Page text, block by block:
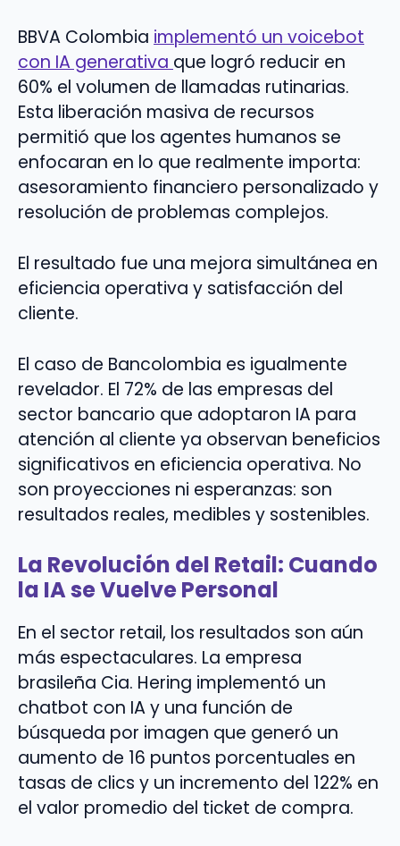
BBVA Colombia implementó un voicebot
con IA generativa que logró reducir en
60% el volumen de llamadas rutinarias.
Esta liberación masiva de recursos
permitió que los agentes humanos se
enfocaran en lo que realmente importa:
asesoramiento financiero personalizado y
resolución de problemas complejos.
El resultado fue una mejora simultánea en
eficiencia operativa y satisfacción del
cliente.
El caso de Bancolombia es igualmente
revelador. El 72% de las empresas del
sector bancario que adoptaron IA para
atención al cliente ya observan beneficios
significativos en eficiencia operativa. No
son proyecciones ni esperanzas: son
resultados reales, medibles y sostenibles.
La Revolución del Retail: Cuando
la IA se Vuelve Personal
En el sector retail, los resultados son aún
más espectaculares. La empresa
brasileña Cia. Hering implementó un
chatbot con IA y una función de
búsqueda por imagen que generó un
aumento de 16 puntos porcentuales en
tasas de clics y un incremento del 122% en
el valor promedio del ticket de compra.